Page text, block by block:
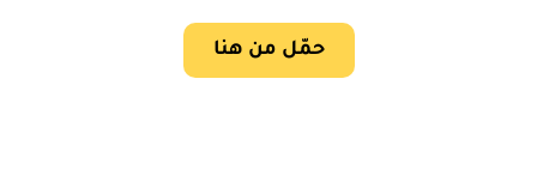
حمّل من هنا